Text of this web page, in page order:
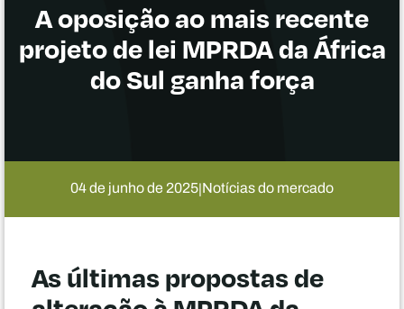
A oposição ao mais recente
projeto de lei MPRDA da África
do Sul ganha força
04 de junho de 2025|Notícias do mercado
As últimas propostas de